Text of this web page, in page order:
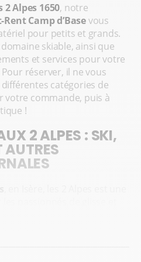
Alpes 1650, notre
Camp d’Basevous
pour petits et grands.
skiable, ainsi que
et services pour votre
réserver, il ne vous
catégories de
votre commande, puis à
!
2 ALPES : SKI,
skiable s’étend de